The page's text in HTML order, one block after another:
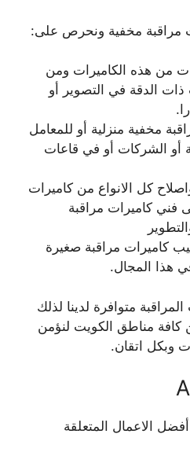
مراقبة مخفية ونحرص على:
من هذه الكاميرات ومن
الدقة في التصوير أو
مخفية منزلية أو للمعامل
أو الشركات أو في قاعات
كل الانواع من كاميرات
فني كاميرات مراقبة
كاميرات مراقبة صغيرة
هذا المجال.
متوافرة لدينا لذلك
كافة مناطق الكويت لنؤمن
وبكل اتقان.
الاعمال المتعلقة